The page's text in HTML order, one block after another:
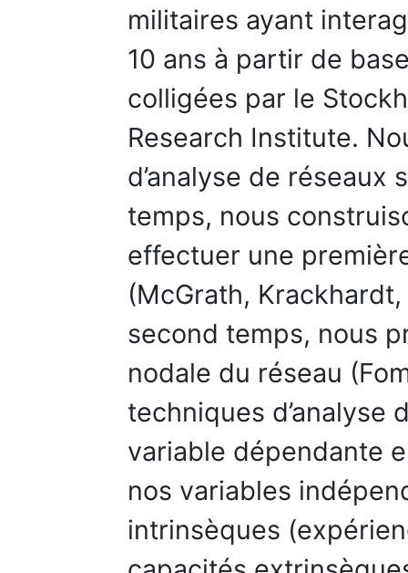
militaires ayant
10 ans à partir de
colligées par le
Research Institute.
d’analyse de réseaux
temps, nous
effectuer une
(McGrath,
second temps, nous
nodale du réseau
techniques d’analyse
variable dépendante
nos variables
intrinsèques